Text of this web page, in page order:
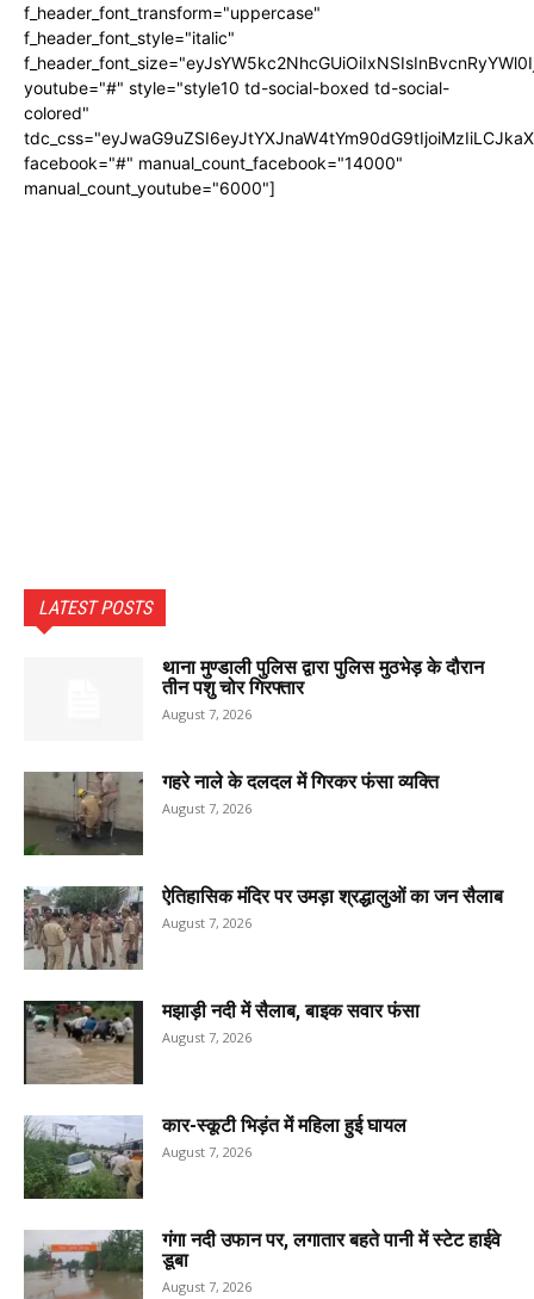
f_header_font_transform="uppercase"
f_header_font_style="italic"
youtube="#" style="style10 td-social-boxed td-social-
colored"
facebook="#" manual_count_facebook="14000"
manual_count_youtube="6000"]
LATEST POSTS
थाना मुण्डाली पुलिस द्वारा पुलिस मुठभेड़ के दौरान
तीन पशु चोर गिरफ्तार
August 7, 2026
गहरे नाले के दलदल में गिरकर फंसा व्यक्ति
August 7, 2026
ऐतिहासिक मंदिर पर उमड़ा श्रद्धालुओं का जन सैलाब
August 7, 2026
मझाड़ी नदी में सैलाब, बाइक सवार फंसा
August 7, 2026
कार-स्कूटी भिड़ंत में महिला हुई घायल
August 7, 2026
गंगा नदी उफान पर, लगातार बहते पानी में स्टेट हाईवे
डूबा
August 7, 2026